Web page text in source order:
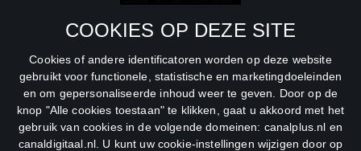
COOKIES OP DEZE SITE
Cookies of andere identificatoren worden op deze website
gebruikt voor functionele, statistische en marketingdoeleinden
en om gepersonaliseerde inhoud weer te geven. Door op de
knop "Alle cookies toestaan" te klikken, gaat u akkoord met het
gebruik van cookies in de volgende domeinen: canalplus.nl en
canaldigitaal.nl. U kunt uw cookie-instellingen wijzigen door op
SBS6
Veronica
DreamWorks Channel